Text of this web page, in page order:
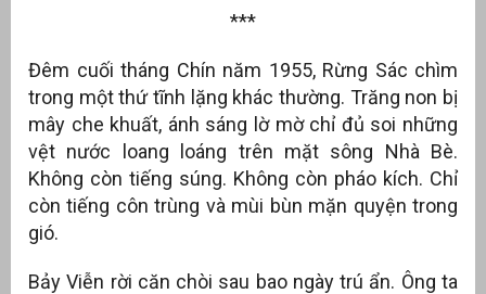
***
Đêm cuối tháng Chín năm 1955, Rừng Sác chìm
trong một thứ tĩnh lặng khác thường. Trăng non bị
mây che khuất, ánh sáng lờ mờ chỉ đủ soi những
vệt nước loang loáng trên mặt sông Nhà Bè.
Không còn tiếng súng. Không còn pháo kích. Chỉ
còn tiếng côn trùng và mùi bùn mặn quyện trong
gió.
Bảy Viễn rời căn chòi sau bao ngày trú ẩn. Ông ta